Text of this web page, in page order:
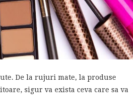
De la rujuri mate, la produse
sigur va exista ceva care sa va